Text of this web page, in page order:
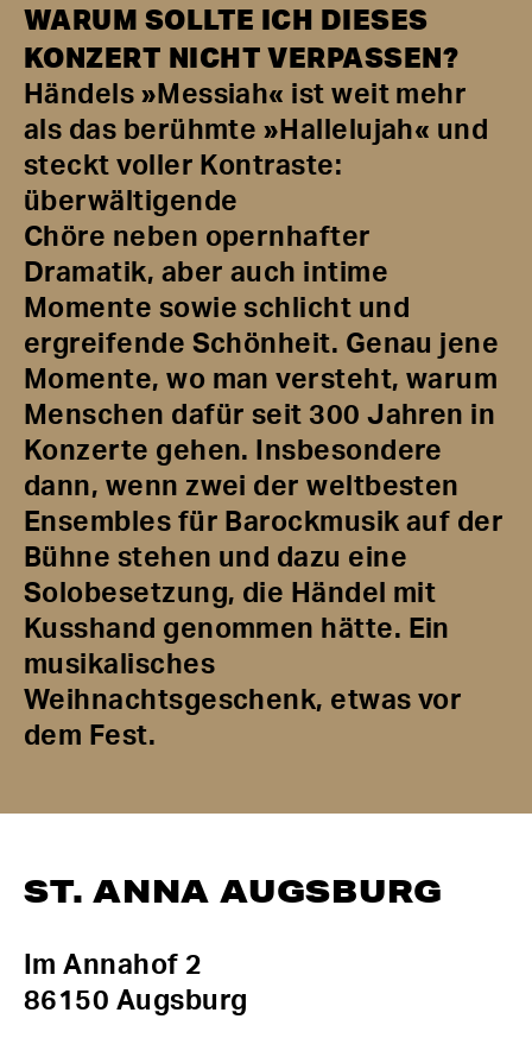
WARUM SOLLTE ICH DIESES
KONZERT NICHT VERPASSEN?
Händels »Messiah« ist weit mehr
als das berühmte »Hallelujah« und
steckt voller Kontraste:
überwältigende
Chöre neben opernhafter
Dramatik, aber auch intime
Momente sowie schlicht und
ergreifende Schönheit. Genau jene
Momente, wo man versteht, warum
Menschen dafür seit 300 Jahren in
Konzerte gehen. Insbesondere
dann, wenn zwei der weltbesten
Ensembles für Barockmusik auf der
Bühne stehen und dazu eine
Solobesetzung, die Händel mit
Kusshand genommen hätte. Ein
musikalisches
Weihnachtsgeschenk, etwas vor
dem Fest.
ST. ANNA AUGSBURG
Im Annahof 2
86150 Augsburg